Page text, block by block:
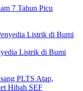
7 Tahun Picu
Listrik di Bumi